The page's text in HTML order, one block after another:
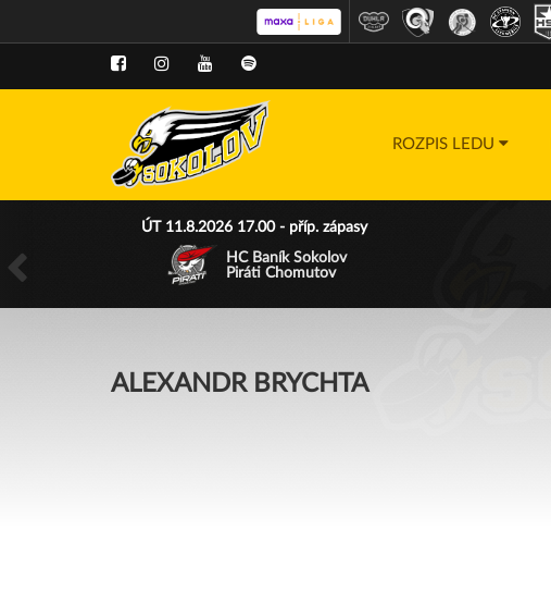
ROZPIS LEDU
ÚT 11.8.2026 17.00 - příp. zápasy
HC Baník Sokolov
Piráti Chomutov
ALEXANDR BRYCHTA